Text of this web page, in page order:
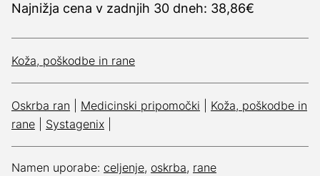
Najnižja cena v zadnjih 30 dneh: 38,86€
Koža, poškodbe in rane
Oskrba ran Medicinski pripomočki
Koža, poškodbe in
rane
Systagenix
Namen uporabe: celjenje, oskrba, rane